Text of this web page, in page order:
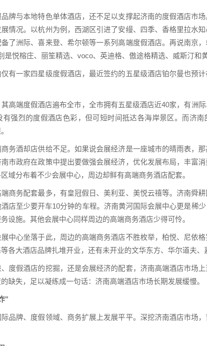
牌与本地特色单体酒店，还不足以支撑起济南的度假酒店市
情况。以杭州为例，西湖区引进了安缦、四季、香格里拉水
了洲际、喜来登、希尔顿等一系列高端度假酒店。再说南京
是悦榕庄、丽笙精选、voco、英迪格、傲途格精选、威斯汀和
有一家四星级度假酒店，最近签约的五星级酒店铂尔曼也预
高端度假酒店遍布全市，全市拥有五星级酒店近40家，有洲
强烈的度假酒店色彩，但可短时间抵达各海岸景区。而济
务酒却店供给不足。如果说会展经济是一座城市的晴雨表，
市政府在政策中提出要做强会展经济，优化发展布局，丰富
域分布着不少会展中心，周边却鲜有高端商务酒店配套。
商务配套最多，有皇冠假日、美利亚、美悦云禧等。济南舜
店至少要开车10分钟的车程。济南黄河国际会展中心更是稀
设施。其他会展中心同样周边的高端商务酒店少得可怜。
中心坐落于此，周边的高端商务酒店不胜枚举，柏悦、尼依
各大酒店品牌扎堆开业，还有未开业的文华东方、华尔道夫、
度假酒店的挖掘，还是会展经济的配套，济南高端酒店市场
缺失，足以凝练成一句话：济南高端酒店市场长期发展缓慢。
”
品牌、度假领域、商务扩展上发展平平。深挖济南酒店市场